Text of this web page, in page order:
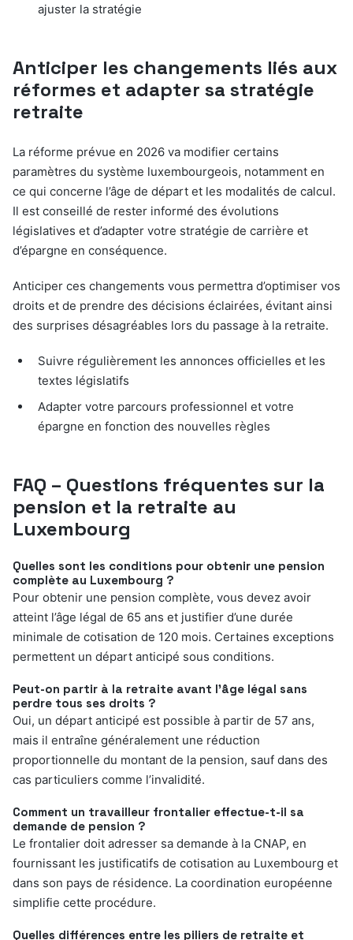
ajuster la stratégie
Anticiper les changements liés aux
réformes et adapter sa stratégie
retraite
La réforme prévue en 2026 va modifier certains
paramètres du système luxembourgeois, notamment en
ce qui concerne l’âge de départ et les modalités de calcul.
Il est conseillé de rester informé des évolutions
législatives et d’adapter votre stratégie de carrière et
d’épargne en conséquence.
Anticiper ces changements vous permettra d’optimiser vos
droits et de prendre des décisions éclairées, évitant ainsi
des surprises désagréables lors du passage à la retraite.
Suivre régulièrement les annonces officielles et les
textes législatifs
Adapter votre parcours professionnel et votre
épargne en fonction des nouvelles règles
FAQ – Questions fréquentes sur la
pension et la retraite au
Luxembourg
Quelles sont les conditions pour obtenir une pension
complète au Luxembourg ?
Pour obtenir une pension complète, vous devez avoir
atteint l’âge légal de 65 ans et justifier d’une durée
minimale de cotisation de 120 mois. Certaines exceptions
permettent un départ anticipé sous conditions.
Peut-on partir à la retraite avant l’âge légal sans
perdre tous ses droits ?
Oui, un départ anticipé est possible à partir de 57 ans,
mais il entraîne généralement une réduction
proportionnelle du montant de la pension, sauf dans des
cas particuliers comme l’invalidité.
Comment un travailleur frontalier effectue-t-il sa
demande de pension ?
Le frontalier doit adresser sa demande à la CNAP, en
fournissant les justificatifs de cotisation au Luxembourg et
dans son pays de résidence. La coordination européenne
simplifie cette procédure.
Quelles différences entre les piliers de retraite et